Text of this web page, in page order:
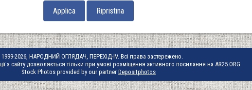
2026, НАРОДНИЙ ОГЛЯДАЧ, ПЕРЕХІД-IV. Всі права застережено.
з сайту дозволяється тільки при умові розміщення активного посилання на AR25.ORG
Stock Photos provided by our partner Depositphotos